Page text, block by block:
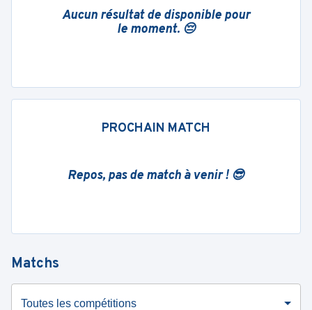
Aucun résultat de disponible pour
le moment. 😔
PROCHAIN MATCH
Repos, pas de match à venir ! 😎
Matchs
Toutes les compétitions